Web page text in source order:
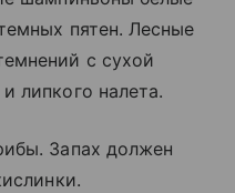
пятен. Лесные
с сухой
липкого налета.
Запах должен